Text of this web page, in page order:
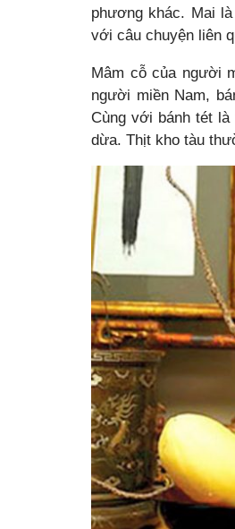
phương khác. Mai
với câu chuyện liên
Mâm cỗ của người
người miền Nam,
Cùng với bánh tét
dừa. Thịt kho tàu